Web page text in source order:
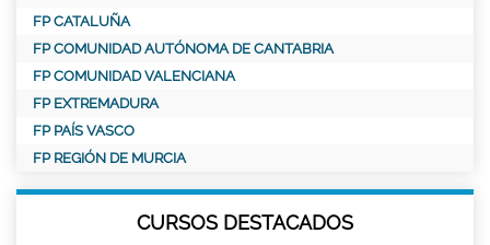
FP CATALUÑA
FP COMUNIDAD AUTÓNOMA DE CANTABRIA
FP COMUNIDAD VALENCIANA
FP EXTREMADURA
FP PAÍS VASCO
FP REGIÓN DE MURCIA
CURSOS DESTACADOS